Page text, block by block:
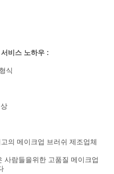
비스 노하우 :
식
의 메이크업 브러쉬 제조업체
람들을위한 고품질 메이크업